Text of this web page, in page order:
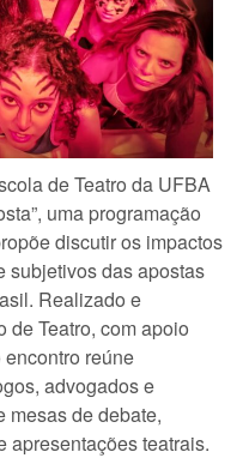
de Teatro da UFBA
uma programação
discutir os impactos
subjetivos das apostas
Realizado e
de Teatro, com apoio
reúne
advogados e
mesas de debate,
apresentações teatrais.